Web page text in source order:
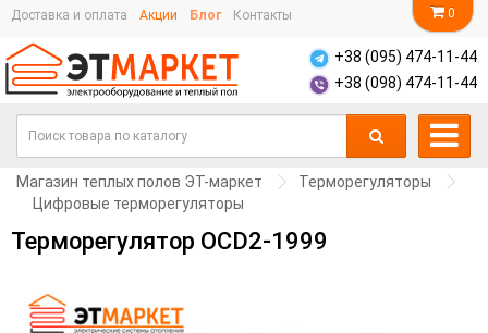
0
Доставка и оплата Акции Блог Контакты
+38 (095) 474-11-44
+38 (098) 474-11-44
Магазин теплых полов ЭТ-маркет
Терморегуляторы
Цифровые терморегуляторы
Терморегулятор OCD2-1999